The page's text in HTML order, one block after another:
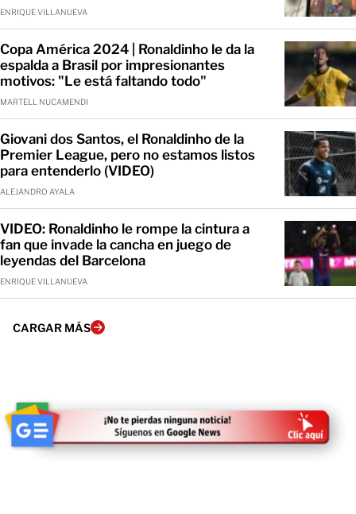
ENRIQUE VILLANUEVA
Copa América 2024 | Ronaldinho le da la
espalda a Brasil por impresionantes
motivos: "Le está faltando todo"
MARTELL NUCAMENDI
Giovani dos Santos, el Ronaldinho de la
Premier League, pero no estamos listos
para entenderlo (VIDEO)
ALEJANDRO AYALA
VIDEO: Ronaldinho le rompe la cintura a
fan que invade la cancha en juego de
leyendas del Barcelona
ENRIQUE VILLANUEVA
CARGAR MÁS